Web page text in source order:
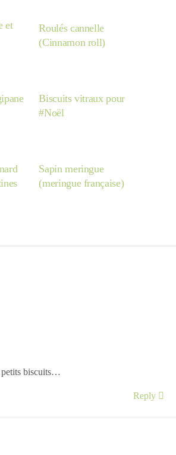
et
Roulés cannelle
(Cinnamon roll)
Biscuits vitraux pour
#Noël
Sapin meringue
(meringue française)
petits biscuits…
Reply